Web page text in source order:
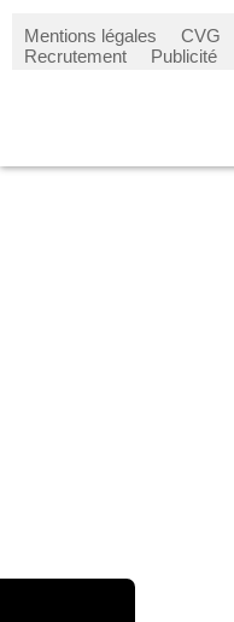
Mentions légales CVG
Recrutement
Publicité